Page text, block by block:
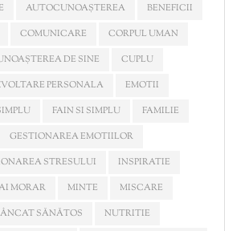
AUTOCUNOAȘTEREA
BENEFICII
COMUNICARE
CORPUL UMAN
DE SINE
CUPLU
PERSONALA
EMOTII
FAIN SI SIMPLU
FAMILIE
GESTIONAREA EMOTIILOR
STRESULUI
INSPIRATIE
MORAR
MINTE
MISCARE
SĂNĂTOS
NUTRITIE